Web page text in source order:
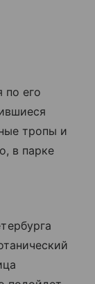
по его
тропы и
в парке